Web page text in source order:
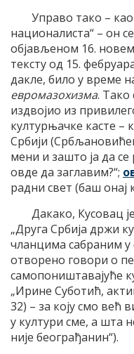
Управо тако –
националиста“ – он
објављеном 16.
тексту од 15.
дакле, било у време
евромазохизма. Тако
издвојио из
културњачке касте –
Србији
мени и зашто ја да
овде да заглавим?“;
радни свет (баш онај
Дакако, Кусовац
„Друга Србија држи
чланцима сабраним у
отворено говори о
самопоништавајуће
„Ирине Суботић,
32) – за коју смо већ
у култури сме, а шта
није београђанин“).